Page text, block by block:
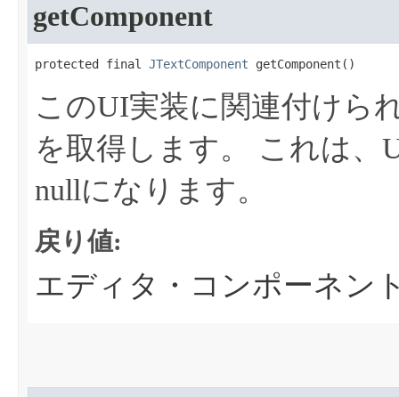
getComponent
protected final JTextComponent getComponent​()
このUI実装に関連付けら
を取得します。
これは、
nullになります。
戻り値:
エディタ・コンポーネン